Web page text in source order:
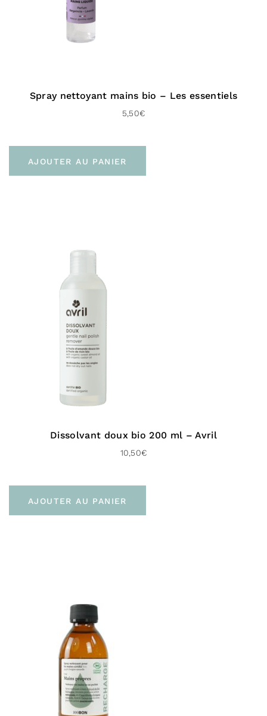
Spray nettoyant mains bio – Les essentiels
5,50€
AJOUTER AU PANIER
Dissolvant doux bio 200 ml – Avril
10,50€
AJOUTER AU PANIER